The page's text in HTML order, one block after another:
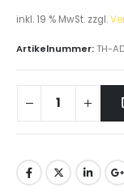
inkl. 19 % MwSt. zzgl.
Artikelnummer:TH-